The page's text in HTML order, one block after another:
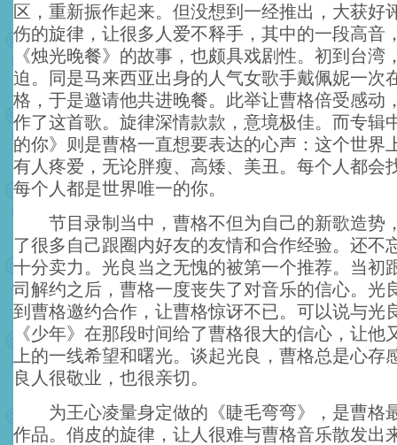
区，重新振作起来。但没想到一经推出，大获好
伤的旋律，让很多人爱不释手，其中的一段高音
《烛光晚餐》的故事，也颇具戏剧性。初到台湾
迫。同是马来西亚出身的人气女歌手戴佩妮一次
格，于是邀请他共进晚餐。此举让曹格倍受感动
作了这首歌。旋律深情款款，意境极佳。而专辑
的你》则是曹格一直想要表达的心声：这个世界
有人疼爱，无论胖瘦、高矮、美丑。每个人都会
每个人都是世界唯一的你。
节目录制当中，曹格不但为自己的新歌造势
了很多自己跟圈内好友的友情和合作经验。还不
十分卖力。光良当之无愧的被第一个推荐。当初
司解约之后，曹格一度丧失了对音乐的信心。光
到曹格邀约合作，让曹格惊讶不已。可以说与光
《少年》在那段时间给了曹格很大的信心，让他
上的一线希望和曙光。谈起光良，曹格总是心存
良人很敬业，也很亲切。
为王心凌量身定做的《睫毛弯弯》，是曹格
作品。俏皮的旋律，让人很难与曹格音乐散发出